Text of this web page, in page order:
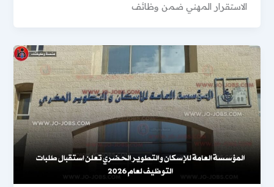
الاستقرار المهني ضمن وظائف